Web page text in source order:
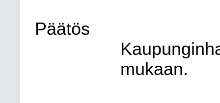
Päätös
mukaan.